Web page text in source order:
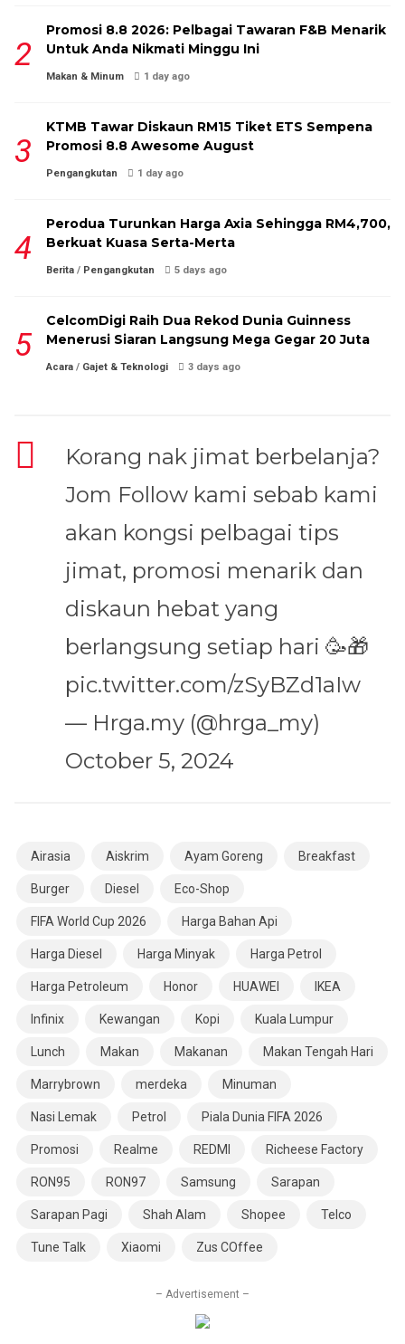
Promosi 8.8 2026: Pelbagai Tawaran F&B Menarik
Untuk Anda Nikmati Minggu Ini
Makan & Minum 1 day ago
KTMB Tawar Diskaun RM15 Tiket ETS Sempena
Promosi 8.8 Awesome August
Pengangkutan 1 day ago
Perodua Turunkan Harga Axia Sehingga RM4,700,
Berkuat Kuasa Serta-Merta
Berita / Pengangkutan 5 days ago
CelcomDigi Raih Dua Rekod Dunia Guinness
Menerusi Siaran Langsung Mega Gegar 20 Juta
Acara / Gajet & Teknologi 3 days ago
Korang nak jimat berbelanja?
Jom Follow kami sebab kami
akan kongsi pelbagai tips
jimat, promosi menarik dan
diskaun hebat yang
berlangsung setiap hari 🥳🎁
pic.twitter.com/zSyBZd1aIw
— Hrga.my (@hrga_my)
October 5, 2024
Airasia Aiskrim Ayam Goreng Breakfast
Burger Diesel Eco-Shop
FIFA World Cup 2026 Harga Bahan Api
Harga Diesel Harga Minyak Harga Petrol
Harga Petroleum Honor HUAWEI IKEA
Infinix Kewangan Kopi Kuala Lumpur
Lunch Makan Makanan Makan Tengah Hari
Marrybrown merdeka Minuman
Nasi Lemak Petrol Piala Dunia FIFA 2026
Promosi Realme REDMI Richeese Factory
RON95 RON97 Samsung Sarapan
Sarapan Pagi Shah Alam Shopee Telco
Tune Talk Xiaomi Zus COffee
– Advertisement –